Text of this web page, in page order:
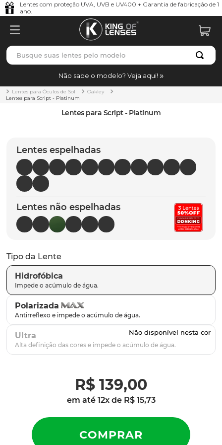
Lentes com proteção UVA, UVB e UV400 + Garantia de fabricação de 1
ano.
Busque suas lentes pelo modelo
Não sabe o modelo? Veja aqui!
Lentes para Óculos de Sol
Oakley
Lentes para Script - Platinum
Lentes para Script - Platinum
Lentes espelhadas
Lentes não espelhadas
Tipo da Lente
Hidrofóbica
Polarizada
Ultra
R$ 139,00
em até 12x de R$ 15,73
TERMOS MAIS BUSCADOS
1º borrachas
holbrook
5º chaves
6º t-shock
7º gasket
8º parafusos
9º latch